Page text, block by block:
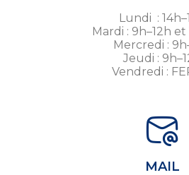
Lundi :
Mardi : 9h–12h et
Mercredi :
Jeudi :
Vendredi :
MAIL